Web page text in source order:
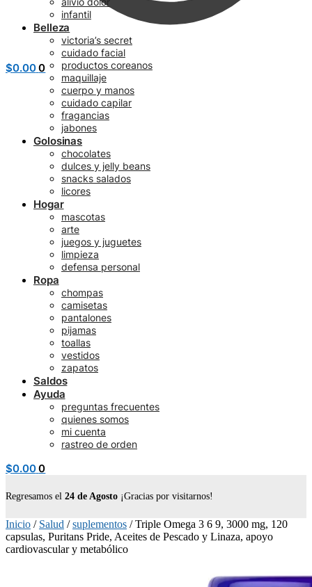
$0.00 0
infantil
Belleza
victoria’s secret
cuidado facial
productos coreanos
maquillaje
cuerpo y manos
cuidado capilar
fragancias
jabones
Golosinas
chocolates
dulces y jelly beans
snacks salados
licores
Hogar
mascotas
arte
juegos y juguetes
limpieza
defensa personal
Ropa
chompas
camisetas
pantalones
pijamas
toallas
vestidos
zapatos
Saldos
Ayuda
preguntas frecuentes
quienes somos
mi cuenta
rastreo de orden
$0.00 0
Regresamos el 24 de Agosto ¡Gracias por visitarnos!
Inicio / Salud /suplementos /Triple Omega 3 6 9, 3000 mg, 120
capsulas, Puritans Pride, Aceites de Pescado y Linaza, apoyo
cardiovascular y metabólico